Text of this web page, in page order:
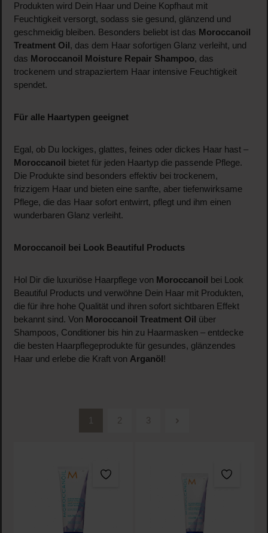
Produkten wird Dein Haar und Deine Kopfhaut mit
Feuchtigkeit versorgt, sodass sie gesund, glänzend und
geschmeidig bleiben. Besonders beliebt ist das Moroccanoil
Treatment Oil , das dem Haar sofortigen Glanz verleiht, und
das Moroccanoil Moisture Repair Shampoo, das
trockenem und strapaziertem Haar intensive Feuchtigkeit
spendet.
Für alle Haartypen geeignet
Egal, ob Du lockiges, glattes, feines oder dickes Haar hast –
Moroccanoil
bietet für jeden Haartyp die passende Pflege.
Die Produkte sind besonders effektiv bei trockenem,
frizzigem Haar und bieten eine sanfte, aber tiefenwirksame
Pflege, die das Haar sofort entwirrt, pflegt und ihm einen
wunderbaren Glanz verleiht.
Moroccanoil bei Look Beautiful Products
Hol Dir die luxuriöse Haarpflege von Moroccanoil
bei Look
Beautiful Products und verwöhne Dein Haar mit Produkten,
die für ihre hohe Qualität und ihren sofort sichtbaren Effekt
bekannt sind. Von Moroccanoil Treatment Oil
über
Shampoos, Conditioner bis hin zu Haarmasken – entdecke
die besten Haarpflegeprodukte für gesundes, glänzendes
Haar und erlebe die Kraft von Arganöl !
Seite
1
Seite
2
Seite
3